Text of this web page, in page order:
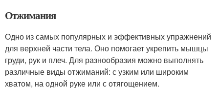
Отжимания
Одно из самых популярных и эффективных упражнений
для верхней части тела. Оно помогает укрепить мышцы
груди, рук и плеч. Для разнообразия можно выполнять
различные виды отжиманий: с узким или широким
хватом, на одной руке или с отягощением.